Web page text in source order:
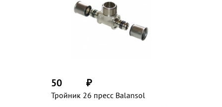
Тройник 26 пресс Balansol
50 ₽